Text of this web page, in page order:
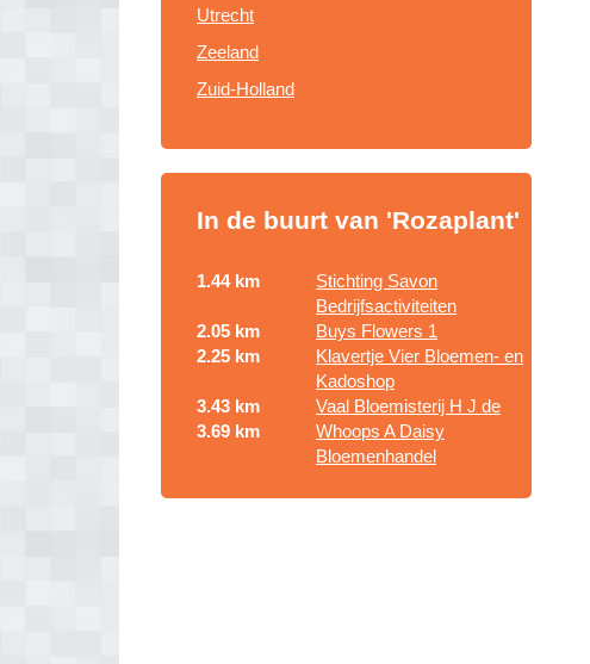
Utrecht
Zeeland
Zuid-Holland
In de buurt van 'Rozaplant'
1.44 km
Stichting Savon
Bedrijfsactiviteiten
2.05 km
Buys Flowers 1
2.25 km
Klavertje Vier Bloemen- en
Kadoshop
3.43 km
Vaal Bloemisterij H J de
3.69 km
Whoops A Daisy
Bloemenhandel